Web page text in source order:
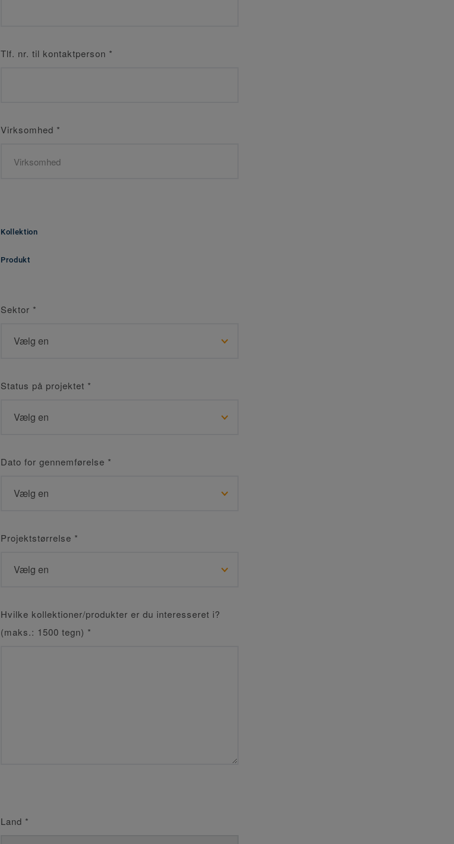
Tlf. nr. til kontaktperson *
Virksomhed *
Kollektion
Produkt
Sektor *
Status på projektet *
Dato for gennemførelse *
Projektstørrelse *
Hvilke kollektioner/produkter er du interesseret i?
(maks.: 1500 tegn) *
Land *